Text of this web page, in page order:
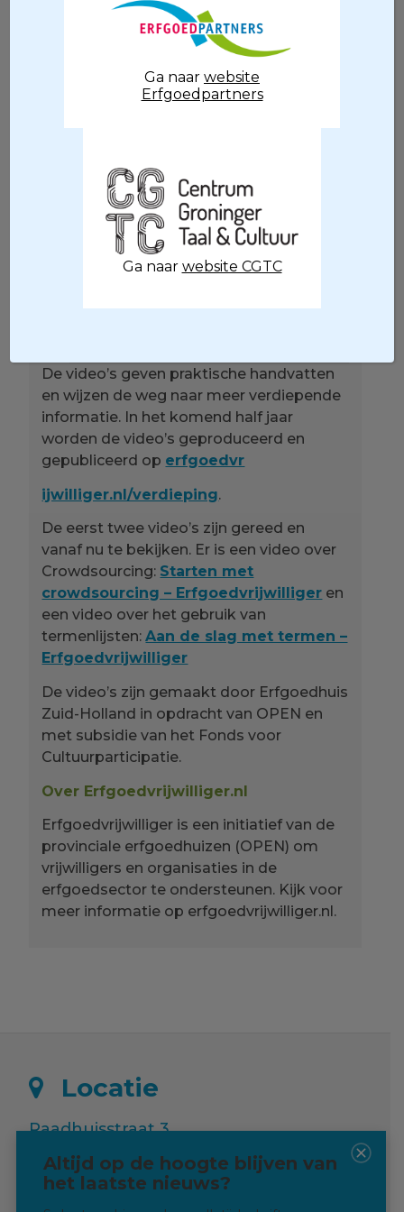
ontwikkeling, ook in de erfgoedsector.
Om vrijwilligers daarbij te ondersteunen
ontwikkelt OPEN, met subsidie van het
Fonds voor Cultuurparticipatie
educatieve video’s over een breed scala
De video’s geven praktische handvatten
en wijzen de weg naar meer verdiepende
informatie. In het komend half jaar
worden de video’s geproduceerd en
gepubliceerd op erfgoedvr
ijwilliger.nl/verdieping.
De eerst twee video’s zijn gereed en
vanaf nu te bekijken. Er is een video over
Crowdsourcing: Starten met
crowdsourcing – Erfgoedvrijwilliger en
een video over het gebruik van
termenlijsten:Aan de slag met termen –
Erfgoedvrijwilliger
De video’s zijn gemaakt door Erfgoedhuis
Zuid-Holland in opdracht van OPEN en
met subsidie van het Fonds voor
Cultuurparticipatie.
Over Erfgoedvrijwilliger.nl
Erfgoedvrijwilliger is een initiatief van de
provinciale erfgoedhuizen (OPEN) om
vrijwilligers en organisaties in de
erfgoedsector te ondersteunen. Kijk voor
meer informatie op erfgoedvrijwilliger.nl.
Locatie
Raadhuisstraat 3
Langskomen? Dat kan!
Ga naar website
Erfgoedpartners
Ga naar website CGTC
Altijd op de hoogte blijven van
het laatste nieuws?